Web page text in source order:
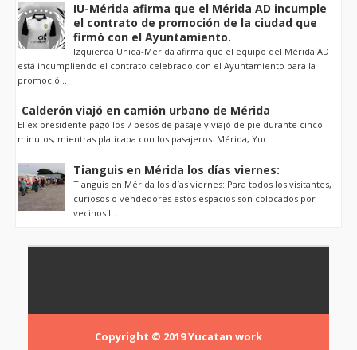
IU-Mérida afirma que el Mérida AD incumple
el contrato de promoción de la ciudad que
firmó con el Ayuntamiento.
Izquierda Unida-Mérida afirma que el equipo del Mérida AD
está incumpliendo el contrato celebrado con el Ayuntamiento para la
promoció...
Calderón viajó en camión urbano de Mérida
El ex presidente pagó los 7 pesos de pasaje y viajó de pie durante cinco
minutos, mientras platicaba con los pasajeros. Mérida, Yuc...
Tianguis en Mérida los días viernes:
Tianguis en Mérida los días viernes: Para todos los visitantes,
curiosos o vendedores estos espacios son colocados por
vecinos l...
Copyright © 2019Yucatan work